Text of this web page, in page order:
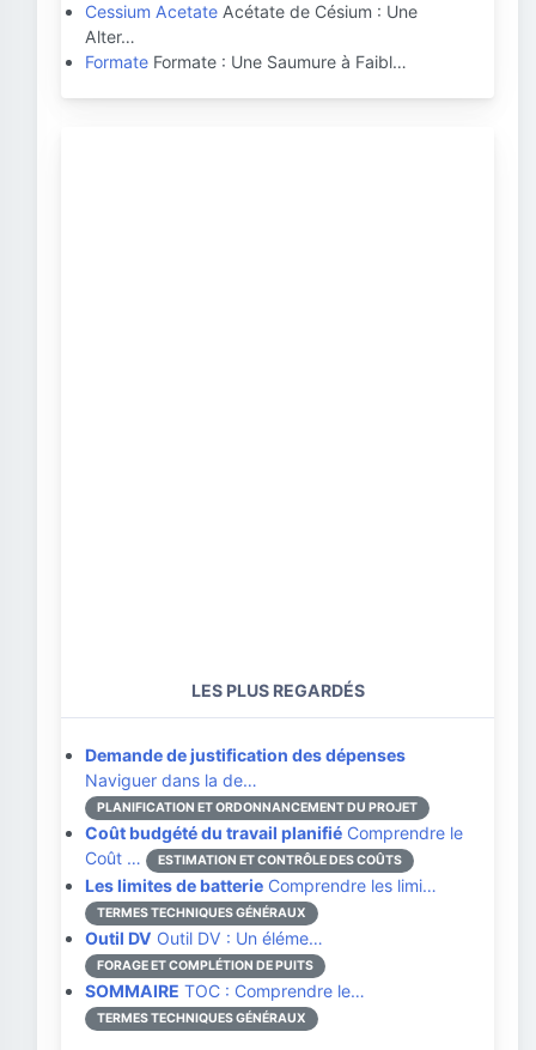
Cessium Acetate Acétate de Césium : Une
Alter…
Formate Formate : Une Saumure à Faibl…
LES PLUS REGARDÉS
Demande de justification des dépenses
Naviguer dans la de…
PLANIFICATION ET ORDONNANCEMENT DU PROJET
Coût budgété du travail planifié Comprendre le
Coût …
ESTIMATION ET CONTRÔLE DES COÛTS
Les limites de batterie Comprendre les limi…
TERMES TECHNIQUES GÉNÉRAUX
Outil DV Outil DV : Un éléme…
FORAGE ET COMPLÉTION DE PUITS
SOMMAIRE TOC : Comprendre le…
TERMES TECHNIQUES GÉNÉRAUX